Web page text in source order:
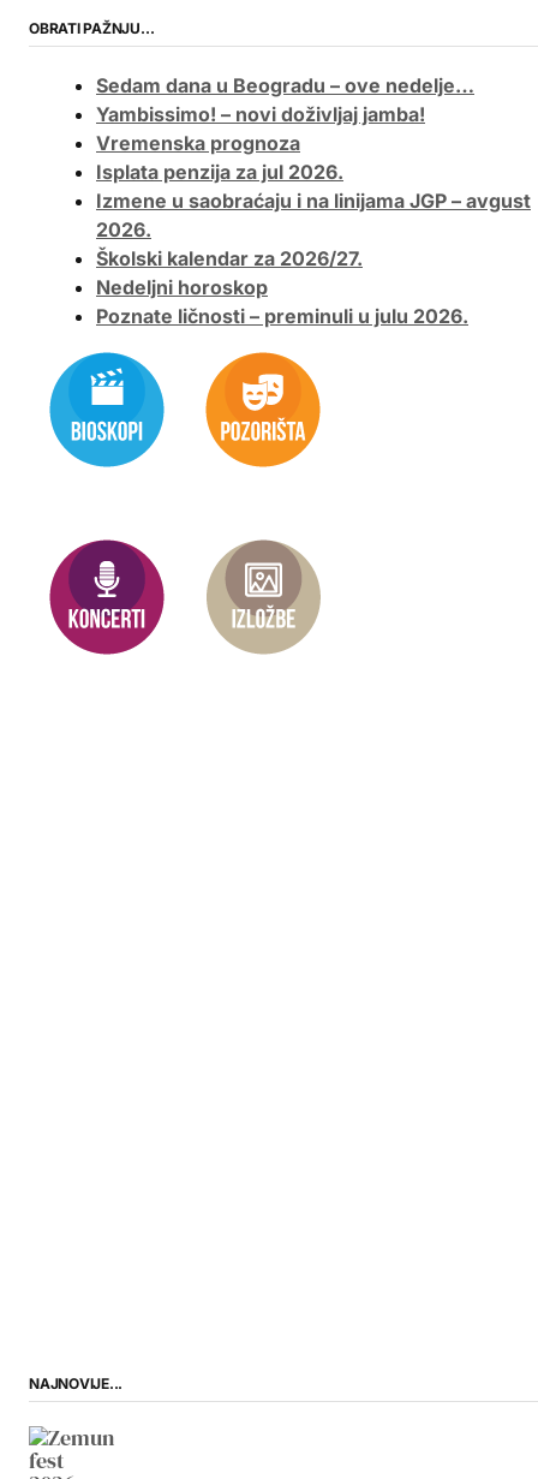
OBRATI PAŽNJU…
Sedam dana u Beogradu – ove nedelje…
Yambissimo! – novi doživljaj jamba!
Vremenska prognoza
Isplata penzija za jul 2026.
Izmene u saobraćaju i na linijama JGP – avgust
2026.
Školski kalendar za 2026/27.
Nedeljni horoskop
Poznate ličnosti – preminuli u julu 2026.
NAJNOVIJE...